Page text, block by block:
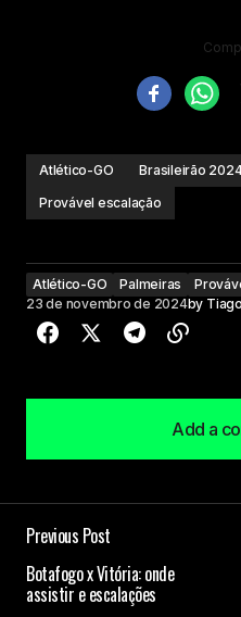
Atlético-GO Brasileirão
Provável escalação
Atlético-GO Palmeiras
23 de novembro de 2024by
Add a
Add a
Campos obrigatórios
Previous Post
Botafogo x Vitória: onde
assistir e escalações